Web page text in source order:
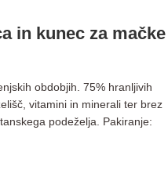
in kunec za mačke
obdobjih. 75% hranljivih
vitamini in minerali ter brez
podeželja. Pakiranje: